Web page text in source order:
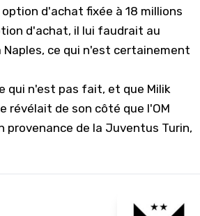
d'achat fixée à 18 millions
d'achat, il lui faudrait au
ce qui n'est certainement
qui n'est pas fait, et que Milik
révélait de son côté que l'OM
provenance de la Juventus Turin,